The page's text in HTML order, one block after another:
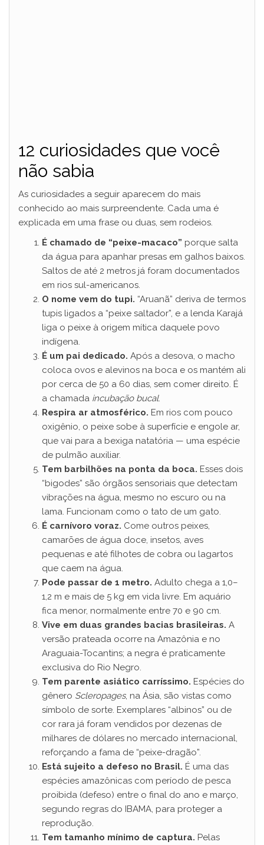
12 curiosidades que você
não sabia
As curiosidades a seguir aparecem do mais
conhecido ao mais surpreendente. Cada uma é
explicada em uma frase ou duas, sem rodeios.
É chamado de “peixe-macaco” porque salta
da água para apanhar presas em galhos baixos.
Saltos de até 2 metros já foram documentados
em rios sul-americanos.
O nome vem do tupi. “Aruanã” deriva de termos
tupis ligados a “peixe saltador”, e a lenda Karajá
liga o peixe à origem mítica daquele povo
indígena.
É um pai dedicado. Após a desova, o macho
coloca ovos e alevinos na boca e os mantém ali
por cerca de 50 a 60 dias, sem comer direito. É
a chamada incubação bucal.
Respira ar atmosférico. Em rios com pouco
oxigênio, o peixe sobe à superfície e engole ar,
que vai para a bexiga natatória — uma espécie
de pulmão auxiliar.
Tem barbilhões na ponta da boca. Esses dois
“bigodes” são órgãos sensoriais que detectam
vibrações na água, mesmo no escuro ou na
lama. Funcionam como o tato de um gato.
É carnívoro voraz. Come outros peixes,
camarões de água doce, insetos, aves
pequenas e até filhotes de cobra ou lagartos
que caem na água.
Pode passar de 1 metro. Adulto chega a 1,0–
1,2 m e mais de 5 kg em vida livre. Em aquário
fica menor, normalmente entre 70 e 90 cm.
Vive em duas grandes bacias brasileiras. A
versão prateada ocorre na Amazônia e no
Araguaia-Tocantins; a negra é praticamente
exclusiva do Rio Negro.
Tem parente asiático carríssimo. Espécies do
gênero Scleropages, na Ásia, são vistas como
símbolo de sorte. Exemplares “albinos” ou de
cor rara já foram vendidos por dezenas de
milhares de dólares no mercado internacional,
reforçando a fama de “peixe-dragão”.
Está sujeito a defeso no Brasil. É uma das
espécies amazônicas com período de pesca
proibida (defeso) entre o final do ano e março,
segundo regras do IBAMA, para proteger a
reprodução.
Tem tamanho mínimo de captura. Pelas